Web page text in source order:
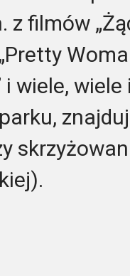
filmów
i wiele,